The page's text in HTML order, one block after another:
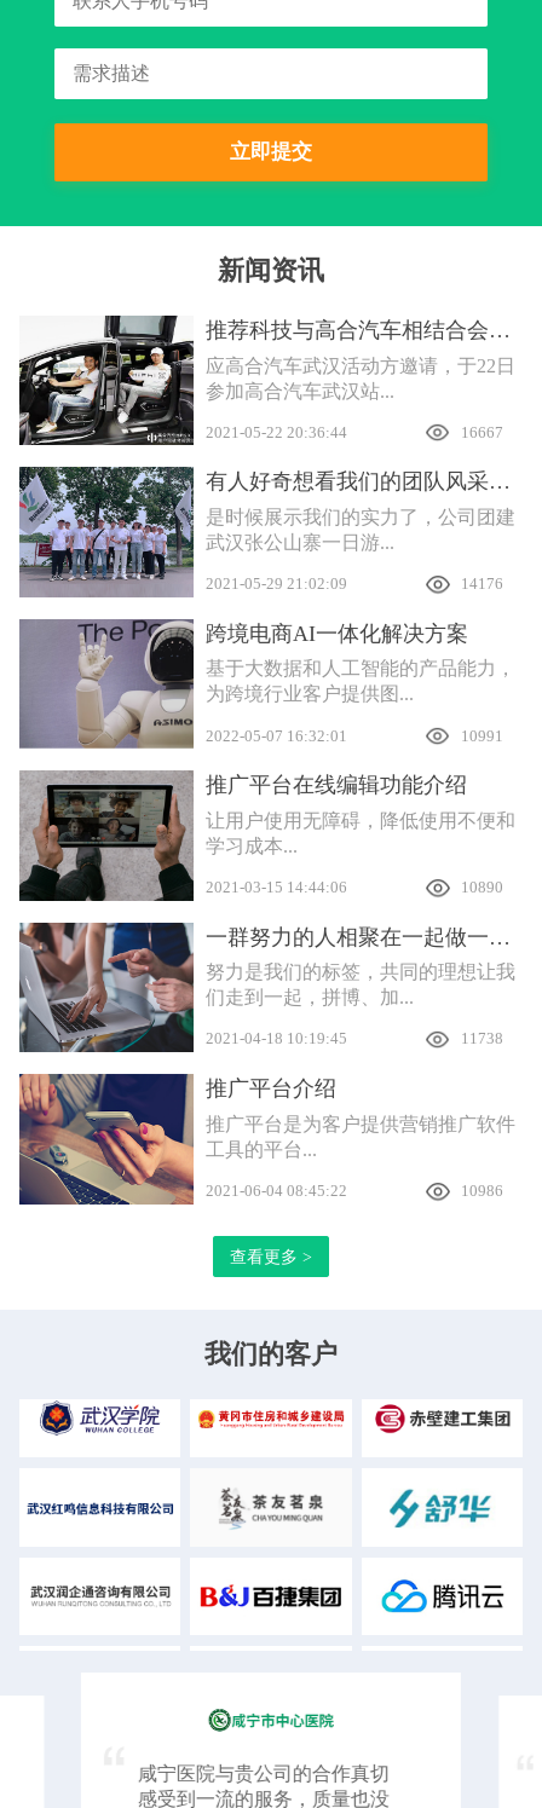
立即提交
新闻资讯
推荐科技与高合汽车相结合会产生什么样的互联效应
应高合汽车武汉活动方邀请，于22日
参加高合汽车武汉站...
2021-05-22 20:36:44 16667
有人好奇想看我们的团队风采，安排
是时候展示我们的实力了，公司团建
武汉张公山寨一日游...
2021-05-29 21:02:09 14176
跨境电商AI一体化解决方案
基于大数据和人工智能的产品能力，
为跨境行业客户提供图...
2022-05-07 16:32:01 10991
推广平台在线编辑功能介绍
让用户使用无障碍，降低使用不便和
学习成本...
2021-03-15 14:44:06 10890
一群努力的人相聚在一起做一件有意义的事
努力是我们的标签，共同的理想让我
们走到一起，拼博、加...
2021-04-18 10:19:45 11738
推广平台介绍
推广平台是为客户提供营销推广软件
工具的平台...
2021-06-04 08:45:22 10986
查看更多 >
我们的客户
咸宁医院与贵公司的合作真切
感受到一流的服务，质量也没